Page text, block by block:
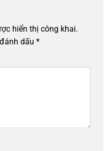
hiển thị công khai.
dấu *